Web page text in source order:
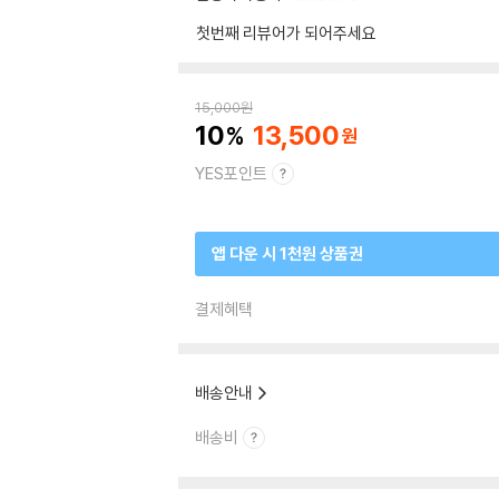
첫번째 리뷰어가 되어주세요
15,000원
10 13,500
YES포인트
앱 다운 시 1천원 상품권
결제혜택
배송안내
배송비